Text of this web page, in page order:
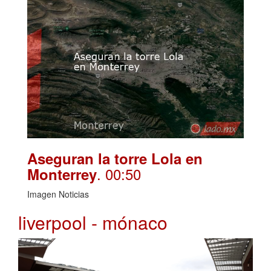
Aseguran la torre Lola en
Monterrey. 00:50
Imagen Noticias
liverpool - mónaco